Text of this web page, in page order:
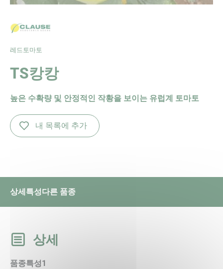
레드토마토
TS캉캉
높은 수확량 및 안정적인 작황을 보이는 유럽계 토마토
내 목록에 추가
상세 특성다른 품종
상세
품종특성1